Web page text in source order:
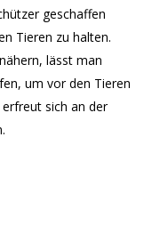
geschaffen
Tieren zu halten.
lässt man
um vor den Tieren
sich an der